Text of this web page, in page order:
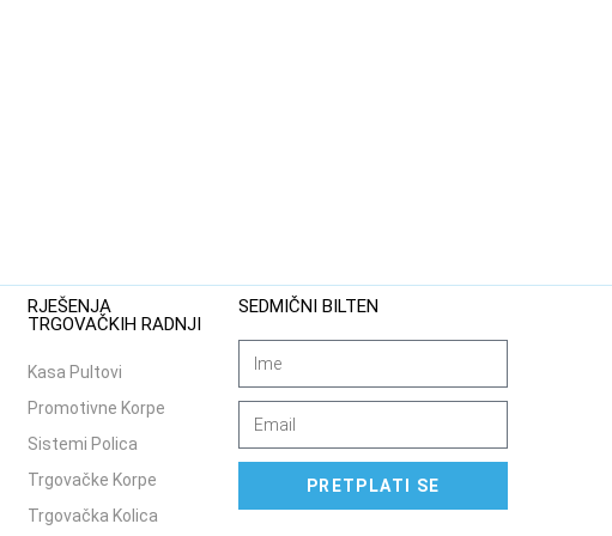
RJEŠENJA
TRGOVAČKIH RADNJI
Kasa Pultovi
Promotivne Korpe
Sistemi Polica
Trgovačke Korpe
Trgovačka Kolica
SEDMIČNI BILTEN
PRETPLATI SE